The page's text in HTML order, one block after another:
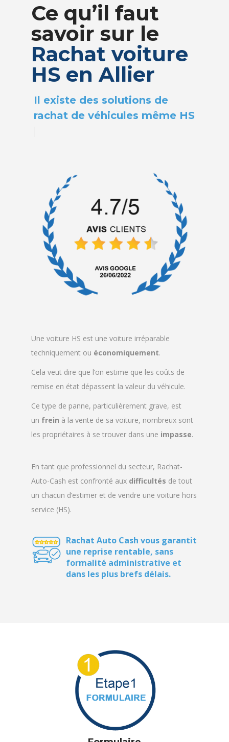
Ce qu’il faut
savoir sur le
Rachat voiture
HS en Allier
Il existe des solutions |
Cela veut dire que l’on estime que les coûts de
remise en état dépassent la valeur du véhicule.
Ce type de panne, particulièrement grave, est
unfreinà la vente de sa voiture, nombreux sont
les propriétaires à se trouver dans uneimpasse
En tant que professionnel du secteur, Rachat-
un chacun d’estimer et de vendre une voiture hors
service (HS).
Rachat Auto Cash vous garantit
dans les plus brefs délais.
OU APPEL AU 06 45 47 39 47